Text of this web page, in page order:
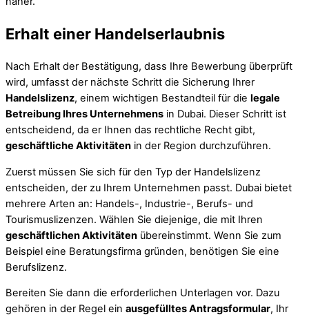
Erhalt einer Handelserlaubnis
Nach Erhalt der Bestätigung, dass Ihre Bewerbung überprüft
wird, umfasst der nächste Schritt die Sicherung Ihrer
Handelslizenz, einem wichtigen Bestandteil für die legale
Betreibung Ihres Unternehmens in Dubai. Dieser Schritt ist
entscheidend, da er Ihnen das rechtliche Recht gibt,
geschäftliche Aktivitäten in der Region durchzuführen.
Zuerst müssen Sie sich für den Typ der Handelslizenz
entscheiden, der zu Ihrem Unternehmen passt. Dubai bietet
mehrere Arten an: Handels-, Industrie-, Berufs- und
Tourismuslizenzen. Wählen Sie diejenige, die mit Ihren
geschäftlichen Aktivitäten übereinstimmt. Wenn Sie zum
Beispiel eine Beratungsfirma gründen, benötigen Sie eine
Berufslizenz.
Bereiten Sie dann die erforderlichen Unterlagen vor. Dazu
gehören in der Regel ein ausgefülltes Antragsformular, Ihr